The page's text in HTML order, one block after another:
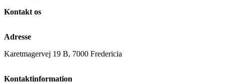
Kontakt os
Adresse
Karetmagervej 19 B, 7000 Fredericia
Kontaktinformation